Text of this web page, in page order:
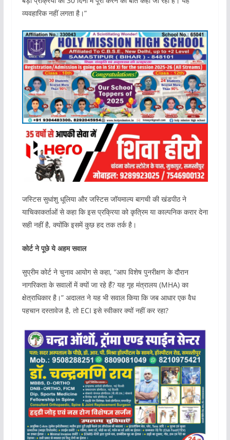
व्यवहारिक नहीं लगता है।”
जस्टिस सुधांशु धूलिया और जस्टिस जॉयमाल्य बागची की खंडपीठ ने
याचिकाकर्ताओं से कहा कि इस प्रक्रिया को कृत्रिम या काल्पनिक करार देना
सही नहीं है, क्योंकि इसमें कुछ हद तक तर्क है।
कोर्ट ने पूछे ये अहम सवाल
सुप्रीम कोर्ट ने चुनाव आयोग से कहा, “आप विशेष पुनरीक्षण के दौरान
नागरिकता के सवालों में क्यों जा रहे हैं? यह गृह मंत्रालय (MHA) का
क्षेत्राधिकार है।” अदालत ने यह भी सवाल किया कि जब आधार एक वैध
पहचान दस्तावेज है, तो ECI इसे स्वीकार क्यों नहीं कर रहा?